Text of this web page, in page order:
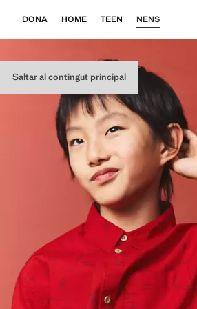
Saltar al contingut principal
DONA HOME TEEN NENS